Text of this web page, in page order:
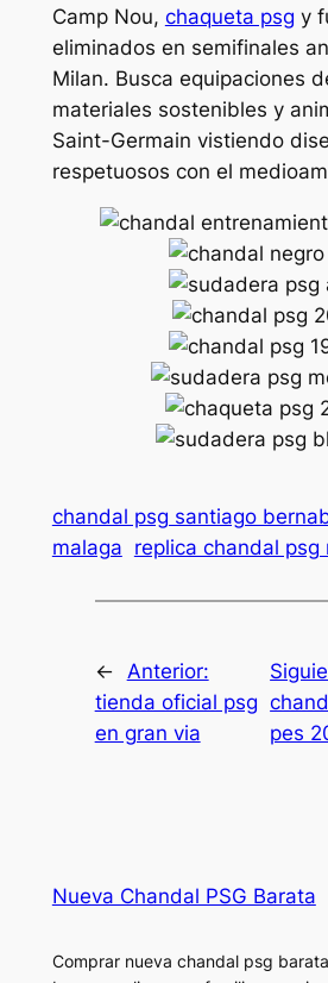
Camp Nou, chaqueta psg y
eliminados en semifinales
Milan. Busca equipaciones
materiales sostenibles y
Saint-Germain vistiendo
respetuosos con el
chandal psg santiago
malaga replica chandal psg
←
Anterior:
tienda oficial psg
en gran via
pes
Nueva Chandal PSG Barata
Comprar nueva chandal psg